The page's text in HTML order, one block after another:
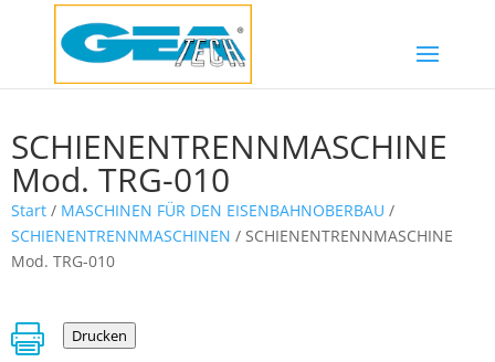
SCHIENENTRENNMASCHINE
Mod. TRG-010
Start / MASCHINEN FÜR DEN EISENBAHNOBERBAU /
SCHIENENTRENNMASCHINEN / SCHIENENTRENNMASCHINE
Mod. TRG-010
 Drucken